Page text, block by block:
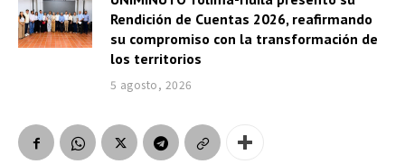
Rendición de Cuentas 2026, reafirmando
su compromiso con la transformación de
los territorios
5 agosto, 2026